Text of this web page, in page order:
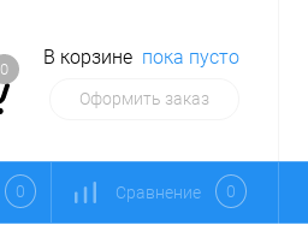
0
В корзине пока пусто
Оформить заказ
0 Сравнение 0